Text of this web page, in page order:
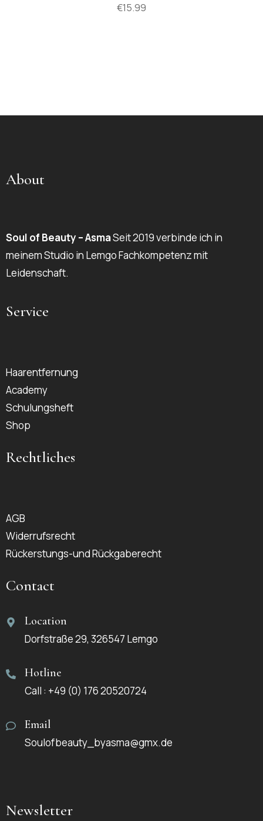
€15.99
About
Soul of Beauty – AsmaSeit 2019 verbinde ich in
meinem Studio in Lemgo Fachkompetenz mit
Leidenschaft.
Service
Haarentfernung
Academy
Schulungsheft
Shop
Rechtliches
AGB
Widerrufsrecht
Rückerstungs-und Rückgaberecht
Contact
Location
Dorfstraße 29, 326547 Lemgo
Hotline
Call : +49 (0) 176 20520724
Email
Soulofbeauty_byasma@gmx.de
Newsletter